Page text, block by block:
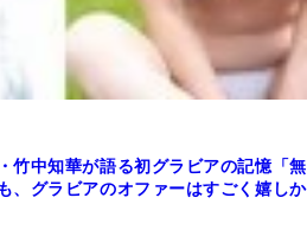
竹中知華が語る初グラビアの記憶「無
、グラビアのオファーはすごく嬉しか